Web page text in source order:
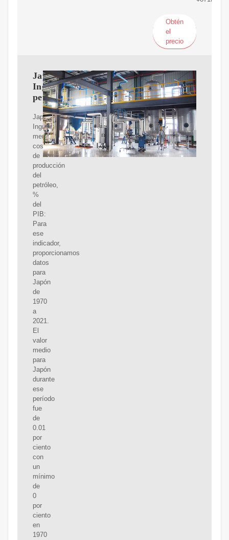
Obtén
el
precio
Japón
Ingresos
petroleros
Japón:
Ingresos
menos
costo
de
producción
del
petróleo,
%
del
PIB:
Para
ese
indicador,
proporcionamos
datos
para
Japón
de
1970
a
2021.
El
valor
medio
para
Japón
durante
ese
período
fue
de
0.01
por
ciento
con
un
mínimo
de
0
por
ciento
en
1970